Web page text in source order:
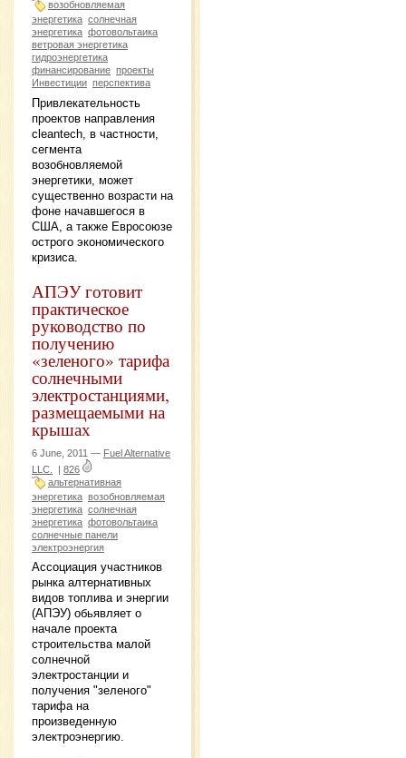
возобновляемая
энергетика солнечная
энергетика фотовольтаика
ветровая энергетика
гидроэнергетика
финансирование проекты
Инвестиции перспектива
Привлекательность
проектов направления
cleantech, в частности,
сегмента
возобновляемой
энергетики, может
существенно возрасти на
фоне начавшегося в
США, а также Евросоюзе
острого экономического
кризиса.
АПЭУ готовит
практическое
руководство по
получению
«зеленого» тарифа
солнечными
электростанциями,
размещаемыми на
крышах
6 June, 2011 — Fuel Alternative
LLC.
| 826
альтернативная
энергетика возобновляемая
энергетика солнечная
энергетика фотовольтаика
солнечные панели
электроэнергия
Ассоциация участников
рынка алтернативных
видов топлива и энергии
(АПЭУ) обьявляет о
начале проекта
строительства малой
солнечной
электростанции и
получения "зеленого"
тарифа на
произведенную
электроэнергию.